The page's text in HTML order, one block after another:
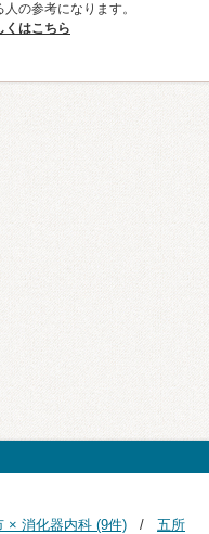
の参考になります。
くはこちら
× 消化器内科 (9件)
五所